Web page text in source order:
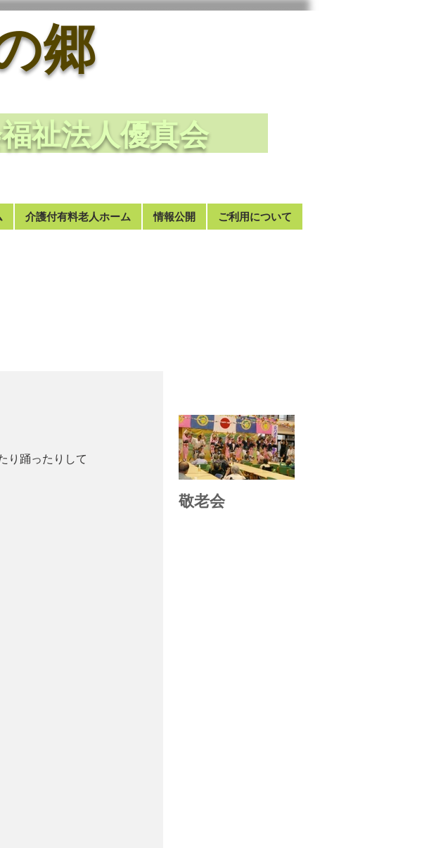
郷
福祉法人優真会
介護付有料老人ホーム 情報公開 ご利用について
り踊ったりして
敬老会